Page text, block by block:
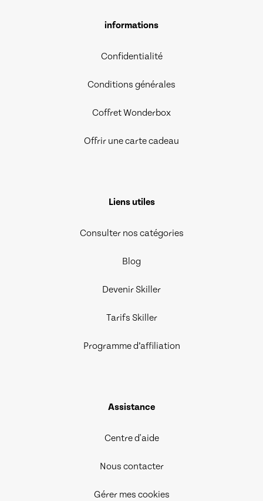
informations
Confidentialité
Conditions générales
Coffret Wonderbox
Offrir une carte cadeau
Liens utiles
Consulter nos catégories
Blog
Devenir Skiller
Tarifs Skiller
Programme d’affiliation
Assistance
Centre d'aide
Nous contacter
Gérer mes cookies